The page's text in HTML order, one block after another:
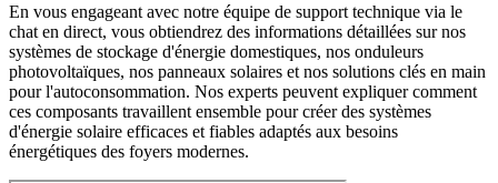
En vous engageant avec notre équipe de support technique via le
chat en direct, vous obtiendrez des informations détaillées sur nos
systèmes de stockage d'énergie domestiques, nos onduleurs
photovoltaïques, nos panneaux solaires et nos solutions clés en main
pour l'autoconsommation. Nos experts peuvent expliquer comment
ces composants travaillent ensemble pour créer des systèmes
d'énergie solaire efficaces et fiables adaptés aux besoins
énergétiques des foyers modernes.